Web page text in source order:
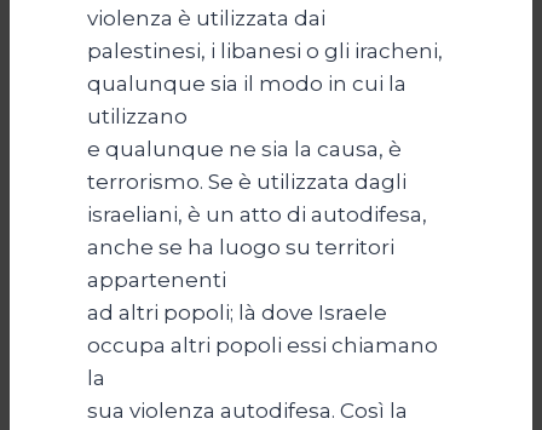
violenza è utilizzata dai
palestinesi, i libanesi o gli iracheni,
qualunque sia il modo in cui la
utilizzano
e qualunque ne sia la causa, è
terrorismo. Se è utilizzata dagli
israeliani, è un atto di autodifesa,
anche se ha luogo su territori
appartenenti
ad altri popoli; là dove Israele
occupa altri popoli essi chiamano
la
sua violenza autodifesa. Così la